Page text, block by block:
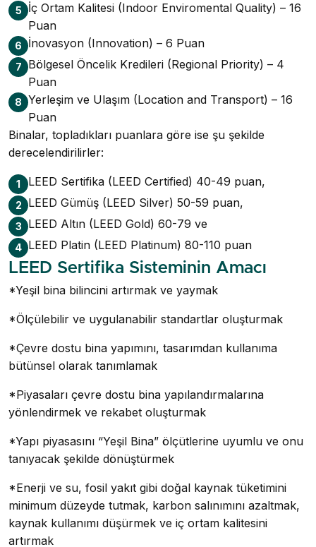
5
İç Ortam Kalitesi (Indoor Enviromental Quality) – 16
Puan
6 İnovasyon (Innovation) – 6 Puan
7
Bölgesel Öncelik Kredileri (Regional Priority) – 4
Puan
8 Yerleşim ve Ulaşım (Location and Transport) – 16
Puan
Binalar, topladıkları puanlara göre ise şu şekilde
derecelendirilirler:
1 LEED Sertifika (LEED Certified) 40-49 puan,
2 LEED Gümüş (LEED Silver) 50-59 puan,
3 LEED Altın (LEED Gold) 60-79 ve
4 LEED Platin (LEED Platinum) 80-110 puan
LEED Sertifika Sisteminin Amacı
*Yeşil bina bilincini artırmak ve yaymak
*Ölçülebilir ve uygulanabilir standartlar oluşturmak
*Çevre dostu bina yapımını, tasarımdan kullanıma
bütünsel olarak tanımlamak
*Piyasaları çevre dostu bina yapılandırmalarına
yönlendirmek ve rekabet oluşturmak
*Yapı piyasasını “Yeşil Bina” ölçütlerine uyumlu ve onu
tanıyacak şekilde dönüştürmek
*Enerji ve su, fosil yakıt gibi doğal kaynak tüketimini
minimum düzeyde tutmak, karbon salınımını azaltmak,
kaynak kullanımı düşürmek ve iç ortam kalitesini
artırmak